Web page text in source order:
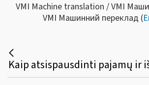
VMI Machine translation / VMI
VMI Машинний переклад (